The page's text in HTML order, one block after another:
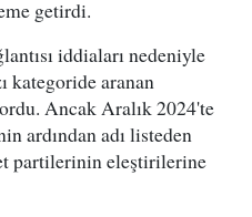
getirdi.
iddiaları nedeniyle
kategoride aranan
Ancak Aralık 2024'te
ardından adı listeden
partilerinin eleştirilerine